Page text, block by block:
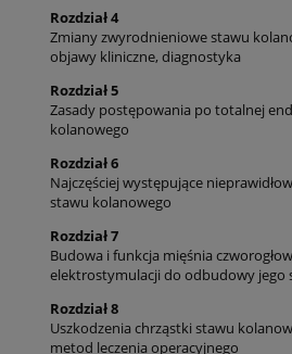
Rozdział 4
Zmiany zwyrodnieniowe stawu
objawy kliniczne, diagnostyka
Rozdział 5
Zasady postępowania po totalnej
kolanowego
Rozdział 6
Najczęściej występujące
stawu kolanowego
Rozdział 7
Budowa i funkcja mięśnia
elektrostymulacji do odbudowy jego
Rozdział 8
Uszkodzenia chrząstki stawu
metod leczenia operacyjnego